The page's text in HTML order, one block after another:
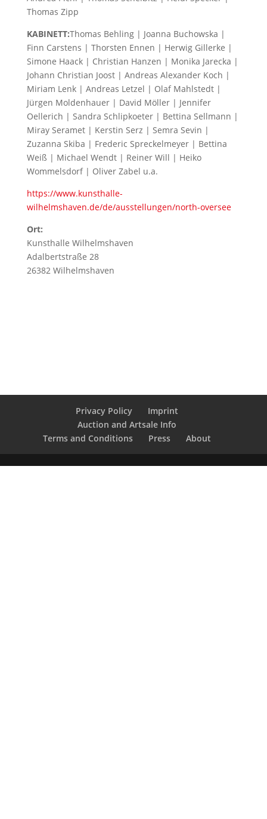
Thomas Zipp
KABINETT:Thomas Behling | Joanna Buchowska |
Finn Carstens | Thorsten Ennen | Herwig Gillerke |
Simone Haack | Christian Hanzen | Monika Jarecka |
Johann Christian Joost | Andreas Alexander Koch |
Miriam Lenk | Andreas Letzel | Olaf Mahlstedt |
Jürgen Moldenhauer | David Möller | Jennifer
Oellerich | Sandra Schlipkoeter | Bettina Sellmann |
Miray Seramet | Kerstin Serz | Semra Sevin |
Zuzanna Skiba | Frederic Spreckelmeyer | Bettina
Weiß | Michael Wendt | Reiner Will | Heiko
Wommelsdorf | Oliver Zabel u.a.
https://www.kunsthalle-
wilhelmshaven.de/de/ausstellungen/north-oversee
Ort:
Kunsthalle Wilhelmshaven
Adalbertstraße 28
26382 Wilhelmshaven
Privacy Policy
Imprint
Auction and Artsale Info
Terms and Conditions
Press About